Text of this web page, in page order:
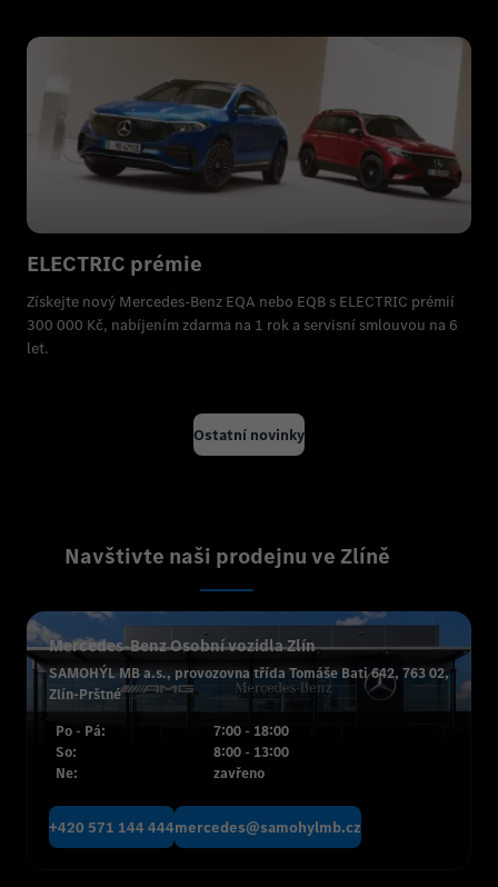
ELECTRIC prémie
Získejte nový Mercedes-Benz EQA nebo EQB s ELECTRIC prémií
300 000 Kč, nabíjením zdarma na 1 rok a servisní smlouvou na 6
let.
Ostatní novinky
Navštivte naši prodejnu ve Zlíně
Mercedes-Benz Osobní vozidla Zlín
SAMOHÝL MB a.s., provozovna třída Tomáše Bati 642, 763 02,
Zlín-Prštné
Po - Pá:
7:00 - 18:00
So:
8:00 - 13:00
Ne:
zavřeno
+420 571 144 444mercedes@samohylmb.cz